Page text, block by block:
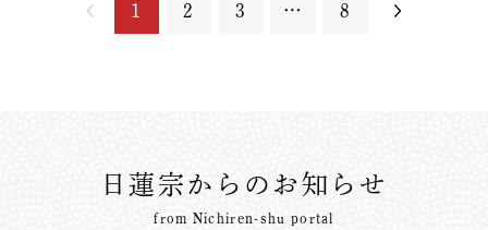
1 2 3 … 8
日蓮宗からのお知らせ
from Nichiren-shu portal